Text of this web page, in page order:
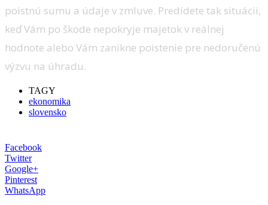
poistnú sumu a údaje v zmluve. Predídete tak situácii,
keď Vám po škode nepokryje majetok v reálnej
hodnote alebo Vám zanikne poistenie pre nedoručenú
výzvu na úhradu.
TAGY
ekonomika
slovensko
Facebook
Twitter
Google+
Pinterest
WhatsApp